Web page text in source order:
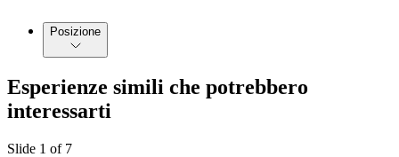
Posizione
Esperienze simili che potrebbero
interessarti
Slide 1 of 7